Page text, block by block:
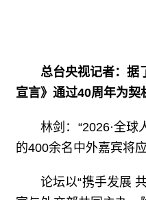
总台央视记者：据
宣言》通过40周年为
林剑：“2026·全
的400余名中外嘉宾将应
论坛以“携手发展